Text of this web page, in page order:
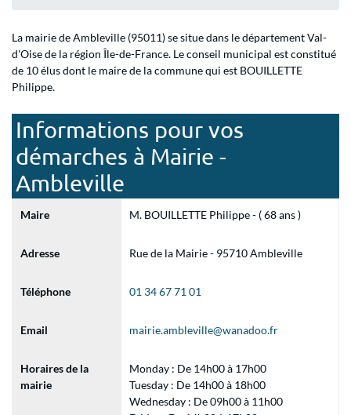
La mairie de Ambleville (95011) se situe dans le département Val-
d'Oise de la région Île-de-France. Le conseil municipal est constitué
de 10 élus dont le maire de la commune qui est BOUILLETTE
Philippe.
Informations pour vos
démarches à Mairie -
Ambleville
Maire M. BOUILLETTE Philippe - ( 68 ans )
Adresse Rue de la Mairie - 95710 Ambleville
Téléphone 01 34 67 71 01
Email mairie.ambleville@wanadoo.fr
Horaires de la
mairie
Monday : De 14h00 à 17h00
Tuesday : De 14h00 à 18h00
Wednesday : De 09h00 à 11h00